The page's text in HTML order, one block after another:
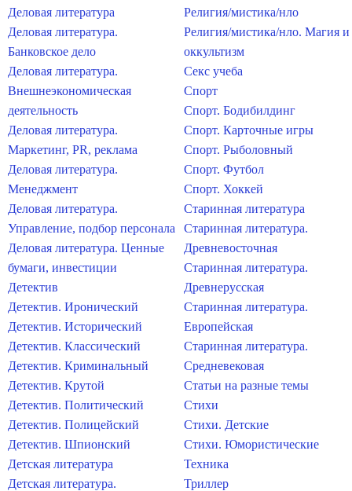
Деловая литература
Деловая литература.
Банковское дело
Деловая литература.
Внешнеэкономическая
деятельность
Деловая литература.
Маркетинг, PR, реклама
Деловая литература.
Менеджмент
Деловая литература.
Управление, подбор персонала
Деловая литература. Ценные
бумаги, инвестиции
Детектив
Детектив. Иронический
Детектив. Исторический
Детектив. Классический
Детектив. Криминальный
Детектив. Крутой
Детектив. Политический
Детектив. Полицейский
Детектив. Шпионский
Детская литература
Детская литература.
Религия/мистика/нло
Религия/мистика/нло. Магия и
оккультизм
Секс учеба
Спорт
Спорт. Бодибилдинг
Спорт. Карточные игры
Спорт. Рыболовный
Спорт. Футбол
Спорт. Хоккей
Старинная литература
Старинная литература.
Древневосточная
Старинная литература.
Древнерусская
Старинная литература.
Европейская
Старинная литература.
Средневековая
Статьи на разные темы
Стихи
Стихи. Детские
Стихи. Юмористические
Техника
Триллер